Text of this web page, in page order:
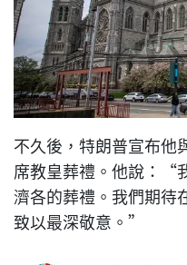
不久後，特朗普宣布他
席教皇葬禮。他說：“
濟各的葬禮。我們期待
致以最深敬意。”